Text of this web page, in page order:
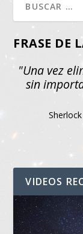
FRASE DE
"Una vez
sin
VIDEOS